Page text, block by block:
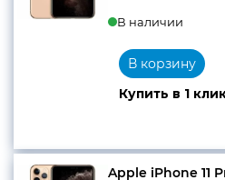
В наличии
Купить в 1
В корзину
Apple iPhone 11